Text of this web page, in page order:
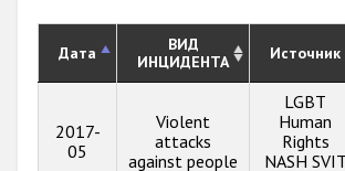
Дата
ВИД
ИНЦИДЕНТА
Источник
2017-
05
Violent
attacks
against people
LGBT
Human
Rights
NASH SVIT